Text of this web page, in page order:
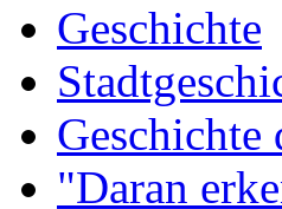
Geschichte
Geschichte
"Daran